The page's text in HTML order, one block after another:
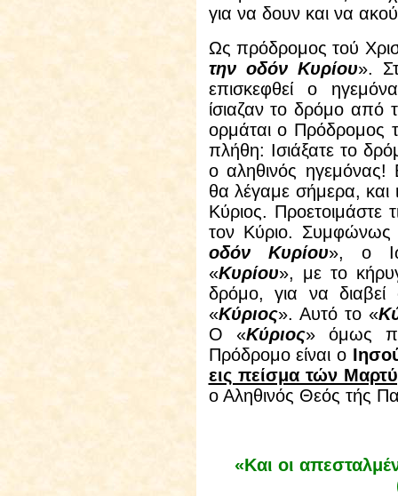
για να δουν και να
Ως πρόδρομος τού
την οδόν Κυρίου».
επισκεφθεί ο
ίσιαζαν το δρόμο από
ορμάται ο Πρόδρομος
πλήθη: Ισιάξατε το
ο αληθινός ηγεμόνας!
θα λέγαμε σήμερα, και
Κύριος. Προετοιμάστε
τον Κύριο.
οδόν Κυρίου», ο
«Κυρίου», με το
δρόμο, για να
«Κύριος». Αυτό το «
Ο «Κύριος» όμως
Πρόδρομο είναι ο
εις πείσμα τών
ο Αληθινός Θεός τής
«Και οι